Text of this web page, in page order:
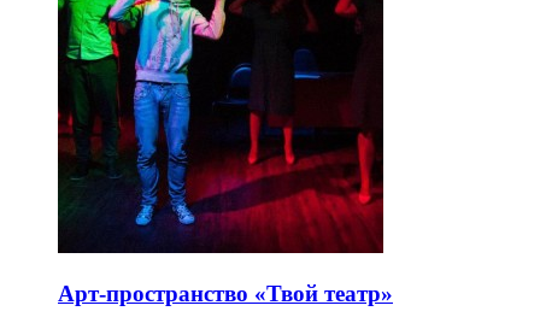
Арт-пространство «Твой театр»